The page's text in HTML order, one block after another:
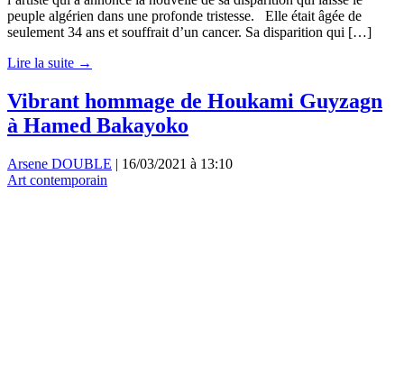
peuple algérien dans une profonde tristesse. Elle était âgée de
seulement 34 ans et souffrait d’un cancer. Sa disparition qui […]
Lire la suite →
Vibrant hommage de Houkami Guyzagn
à Hamed Bakayoko
Arsene DOUBLE | 16/03/2021 à 13:10
Art contemporain